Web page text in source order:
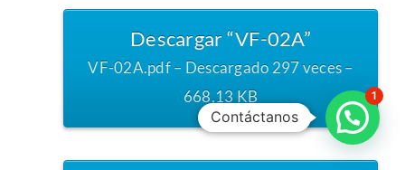
Descargar “VF-02A”
VF-02A.pdf – Descargado 297 veces –
668,13 KB
Contáctanos
1